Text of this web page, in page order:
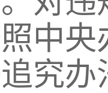
中央
究办